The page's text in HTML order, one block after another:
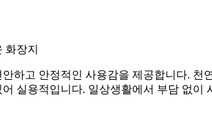
화장지
하고 안정적인 사용감을 제공합니다.
실용적입니다. 일상생활에서 부담 없